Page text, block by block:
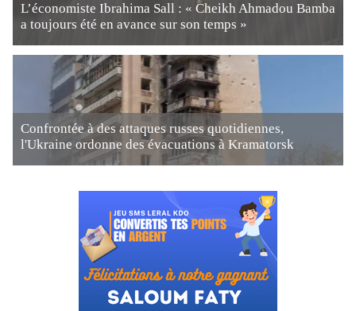
L’économiste Ibrahima Sall : « Cheikh Ahmadou Bamba
a toujours été en avance sur son temps »
Confrontée à des attaques russes quotidiennes,
l'Ukraine ordonne des évacuations à Kramatorsk